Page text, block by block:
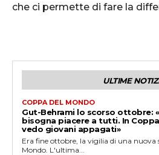
che ci permette di fare la
ULTIME
COPPA DEL MONDO
Gut-Behrami lo scorso ottobre:
bisogna piacere a tutti. In
vedo giovani appagati»
Era fine ottobre, la vigilia di una nuova
Mondo. L'ultima...